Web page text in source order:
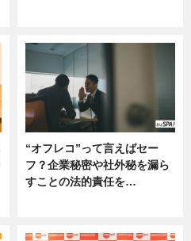
“オフレコ”って言えばセー
フ？企業秘密や社外秘を漏ら
すことの法的責任を…